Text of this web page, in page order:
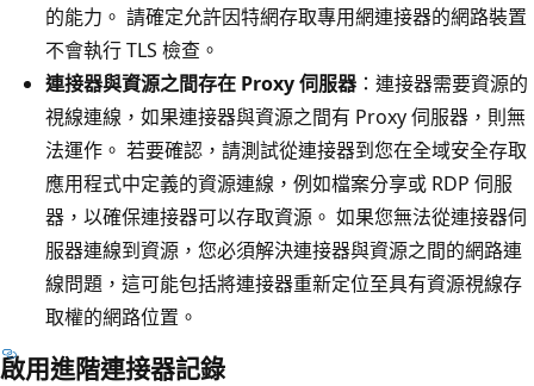
的能力。 請確定允許因特網存取專用網連接器的網路裝置
不會執行 TLS 檢查。
連接器與資源之間存在 Proxy 伺服器 ：連接器需要資源的
視線連線，如果連接器與資源之間有 Proxy 伺服器，則無
法運作。 若要確認，請測試從連接器到您在全域安全存取
應用程式中定義的資源連線，例如檔案分享或 RDP 伺服
器，以確保連接器可以存取資源。 如果您無法從連接器伺
服器連線到資源，您必須解決連接器與資源之間的網路連
線問題，這可能包括將連接器重新定位至具有資源視線存
取權的網路位置。
啟用進階連接器記錄